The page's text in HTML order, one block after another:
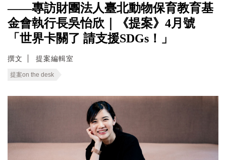
——專訪財團法人臺北動物保育教育基
金會執行長吳怡欣｜《提案》4月號
「世界卡關了 請支援SDGs！」
撰文 提案編輯室
提案on the desk